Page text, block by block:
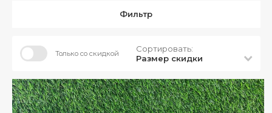
Фильтр
Только со скидкой
Сортировать:
Размер скидки